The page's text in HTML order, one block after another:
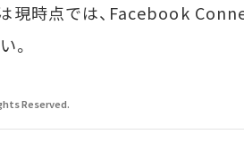
時点では、Facebook
。
Reserved.